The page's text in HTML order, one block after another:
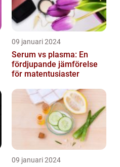
09 januari 2024
Serum vs plasma: En
fördjupande jämförelse
för matentusiaster
09 januari 2024